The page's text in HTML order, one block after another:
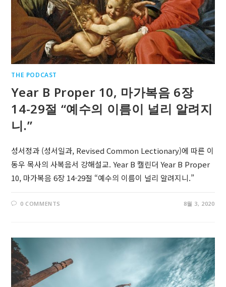
THE PODCAST
Year B Proper 10, 마가복음 6장
14-29절 “예수의 이름이 널리 알려지
니.”
성서정과 (성서일과, Revised Common Lectionary)에 따른 이
동우 목사의 사복음서 강해설교. Year B 캘린더 Year B Proper
10, 마가복음 6장 14-29절 “예수의 이름이 널리 알려지니.”
0 COMMENTS 8월 3, 2020